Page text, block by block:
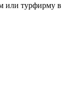
или турфирму в